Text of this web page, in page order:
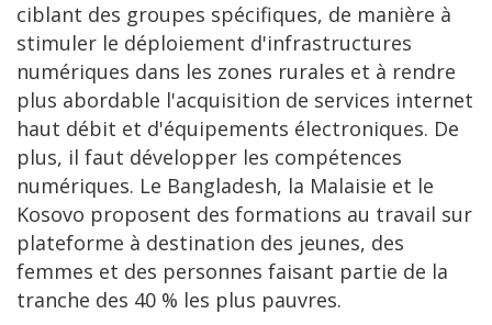
ciblant des groupes spécifiques, de manière à
stimuler le déploiement d'infrastructures
numériques dans les zones rurales et à rendre
plus abordable l'acquisition de services internet
haut débit et d'équipements électroniques. De
plus, il faut développer les compétences
numériques. Le Bangladesh, la Malaisie et le
Kosovo proposent des formations au travail sur
plateforme à destination des jeunes, des
femmes et des personnes faisant partie de la
tranche des 40 % les plus pauvres.